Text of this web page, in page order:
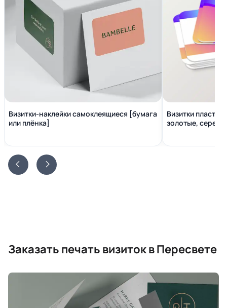
Визитки-наклейки самоклеящиеся [бумага
или плёнка]
Визитки
золотые,
Заказать печать визиток в Пересвете